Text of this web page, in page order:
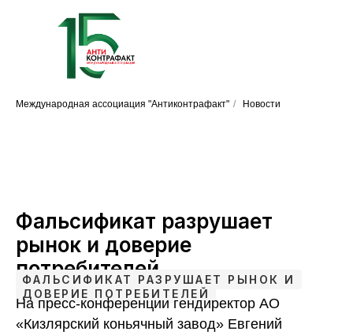
Международная ассоциация "Антиконтрафакт" / Новости
Фальсификат разрушает
рынок и доверие
потребителей
ФАЛЬСИФИКАТ РАЗРУШАЕТ РЫНОК И
ДОВЕРИЕ ПОТРЕБИТЕЛЕЙ
На пресс-конференции гендиректор АО
«Кизлярский коньячный завод» Евгений